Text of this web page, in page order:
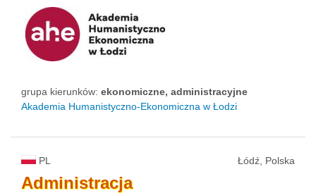
grupa kierunków: ekonomiczne, administracyjne
Akademia Humanistyczno-Ekonomiczna w Łodzi
PL Łódź, Polska
Administracja